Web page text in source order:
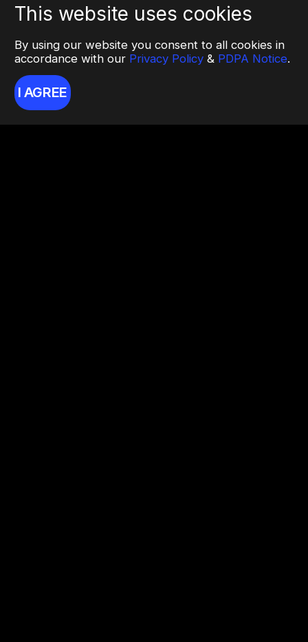
This website uses cookies
By using our website you consent to all cookies in
accordance with our Privacy Policy & PDPA Notice.
I AGREE